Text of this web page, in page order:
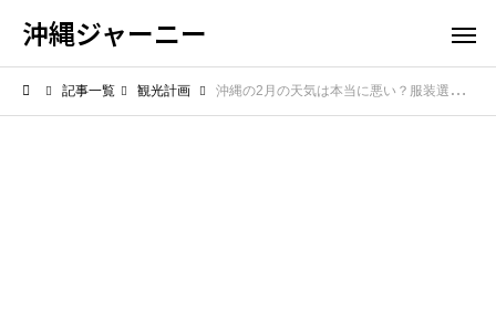
沖縄ジャーニー
記事一覧 観光計画 沖縄の2月の天気は本当に悪い？服装選びや旅行の注意点を解説